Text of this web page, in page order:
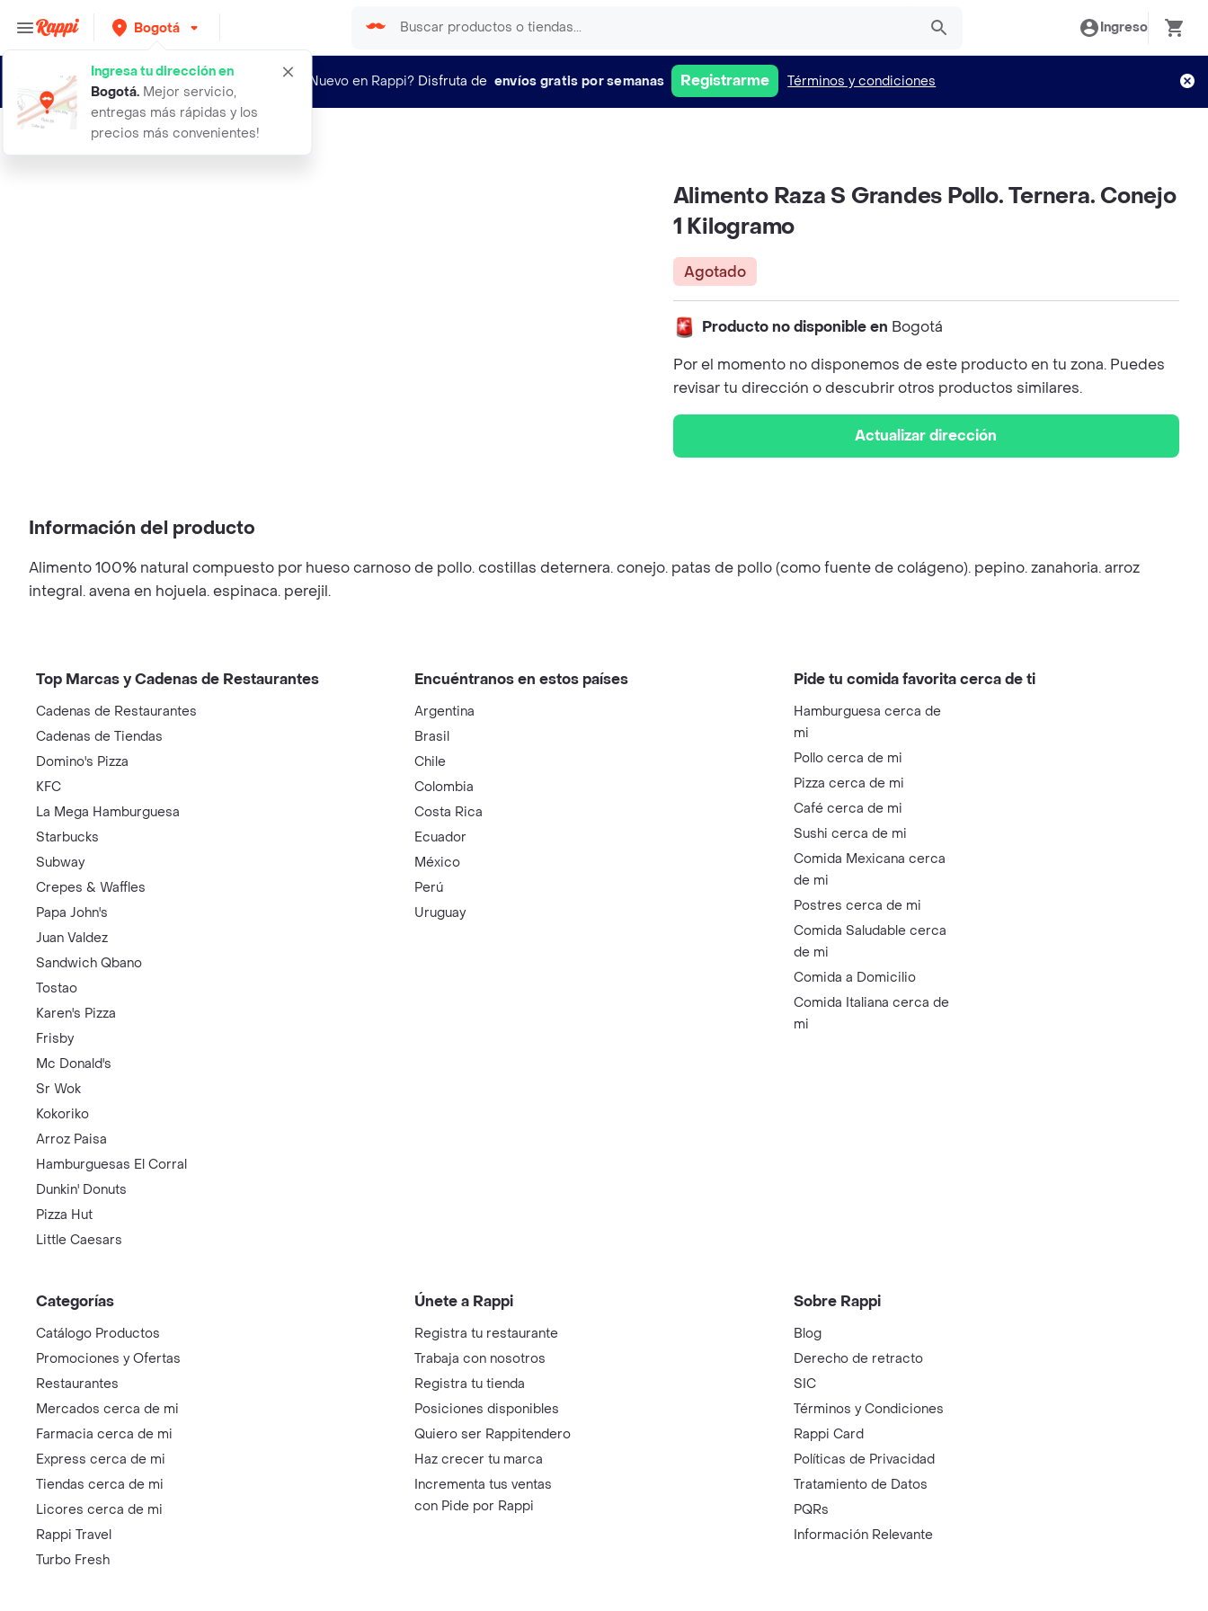
Bogotá
Ingresa tu dirección en
Bogotá. Mejor servicio,
entregas más rápidas y los
precios más convenientes!
Ingreso
¿Nuevo en Rappi? Disfruta de envíos gratis por semanas Registrarme Términos y condiciones
alimento raza s grandes pollo terne
Alimento Raza S Grandes Pollo. Ternera. Conejo
1 Kilogramo
Agotado
Producto no disponible en Bogotá
Por el momento no disponemos de este producto en tu zona. Puedes
revisar tu dirección o descubrir otros productos similares.
Actualizar dirección
Información del producto
Alimento 100% natural compuesto por hueso carnoso de pollo. costillas deternera. conejo. patas de pollo (como fuente de colágeno). pepino. zanahoria. arroz
integral. avena en hojuela. espinaca. perejil.
Top Marcas y Cadenas de Restaurantes
Cadenas de Restaurantes
Cadenas de Tiendas
Domino's Pizza
KFC
La Mega Hamburguesa
Starbucks
Subway
Crepes & Waffles
Papa John's
Juan Valdez
Sandwich Qbano
Tostao
Karen's Pizza
Frisby
Mc Donald's
Sr Wok
Kokoriko
Arroz Paisa
Hamburguesas El Corral
Dunkin' Donuts
Pizza Hut
Little Caesars
Encuéntranos en estos países
Argentina
Brasil
Chile
Colombia
Costa Rica
Ecuador
México
Perú
Uruguay
Pide tu comida favorita cerca de ti
Hamburguesa cerca de
mi
Pollo cerca de mi
Pizza cerca de mi
Café cerca de mi
Sushi cerca de mi
Comida Mexicana cerca
de mi
Postres cerca de mi
Comida Saludable cerca
de mi
Comida a Domicilio
Comida Italiana cerca de
mi
Categorías
Catálogo Productos
Promociones y Ofertas
Restaurantes
Mercados cerca de mi
Farmacia cerca de mi
Express cerca de mi
Tiendas cerca de mi
Licores cerca de mi
Rappi Travel
Turbo Fresh
Únete a Rappi
Registra tu restaurante
Trabaja con nosotros
Registra tu tienda
Posiciones disponibles
Quiero ser Rappitendero
Haz crecer tu marca
Incrementa tus ventas
con Pide por Rappi
Sobre Rappi
Blog
Derecho de retracto
SIC
Términos y Condiciones
Rappi Card
Políticas de Privacidad
Tratamiento de Datos
PQRs
Información Relevante